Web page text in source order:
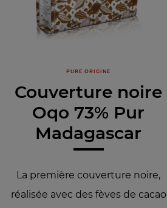
PURE ORIGINE
Couverture noire
Oqo 73% Pur
Madagascar
La première couverture noire,
réalisée avec des fèves de cacao